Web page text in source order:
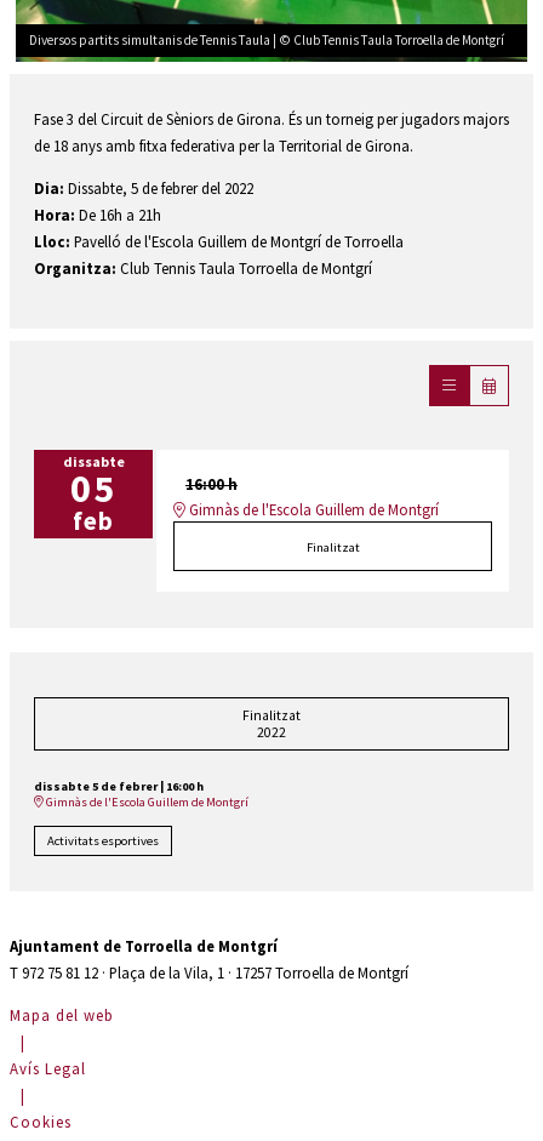
Diversos partits simultanis de Tennis Taula | © Club Tennis Taula Torroella de Montgrí
Fase 3 del Circuit de Sèniors de Girona. És un torneig per jugadors majors
de 18 anys amb fitxa federativa per la Territorial de Girona.
Dia: Dissabte, 5 de febrer del 2022
Hora: De 16h a 21h
Lloc: Pavelló de l'Escola Guillem de Montgrí de Torroella
Organitza: Club Tennis Taula Torroella de Montgrí
dissabte
05
feb
16:00 h
Gimnàs de l'Escola Guillem de Montgrí
Finalitzat
Finalitzat
2022
dissabte 5 de febrer| 16:00 h
Gimnàs de l'Escola Guillem de Montgrí
Activitats esportives
Ajuntament de Torroella de Montgrí
T 972 75 81 12 · Plaça de la Vila, 1 · 17257 Torroella de Montgrí
Mapa del web
|
Avís Legal
|
Cookies